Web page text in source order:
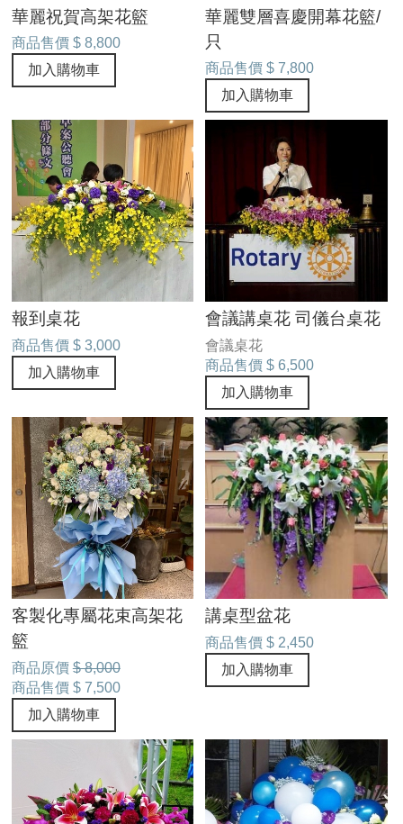
華麗祝賀高架花籃
商品售價 $ 8,800
加入購物車
華麗雙層喜慶開幕花籃/
只
商品售價 $ 7,800
加入購物車
報到桌花
商品售價 $ 3,000
加入購物車
會議講桌花 司儀台桌花
會議桌花
商品售價 $ 6,500
加入購物車
客製化專屬花束高架花
籃
商品原價 $ 8,000
商品售價 $ 7,500
加入購物車
講桌型盆花
商品售價 $ 2,450
加入購物車